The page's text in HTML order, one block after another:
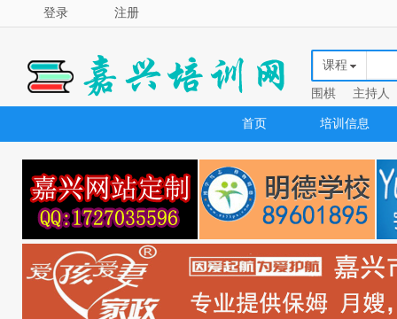
登录 注册
课程
围棋 主持人
首页 培训信息